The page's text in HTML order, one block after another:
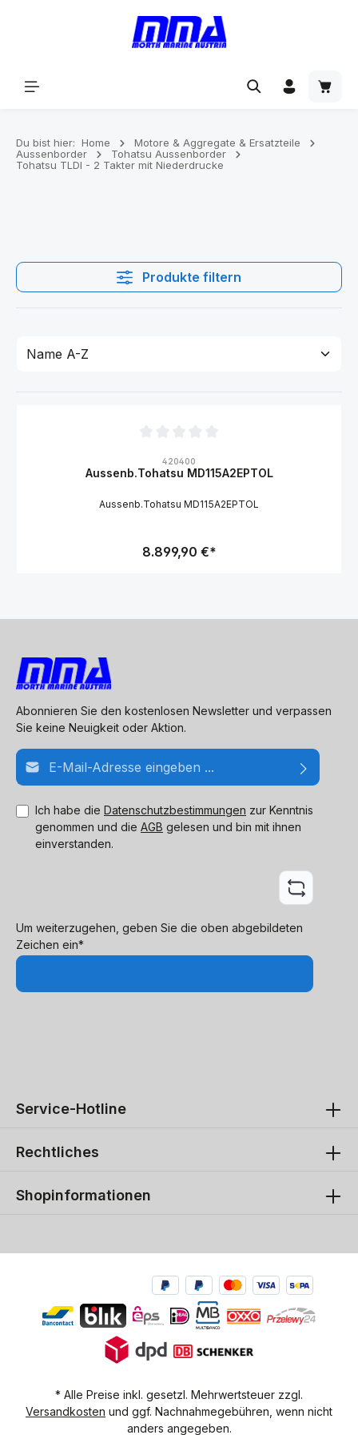
Du bist hier: Home
Motore & Aggregate & Ersatzteile
Aussenborder
Tohatsu Aussenborder
Tohatsu TLDI - 2 Takter mit Niederdrucke
Produkte filtern
420400
Aussenb.Tohatsu MD115A2EPTOL
Aussenb.Tohatsu MD115A2EPTOL
8.899,90 €*
Abonnieren Sie den kostenlosen Newsletter und verpassen
Sie keine Neuigkeit oder Aktion.
E-Mail-Adresse*
Ich habe die Datenschutzbestimmungen zur Kenntnis
genommen und die AGB gelesen und bin mit ihnen
einverstanden.
Um weiterzugehen, geben Sie die oben abgebildeten
Zeichen ein*
Service-Hotline
Rechtliches
Shopinformationen
* Alle Preise inkl. gesetzl. Mehrwertsteuer zzgl.
Versandkosten und ggf. Nachnahmegebühren, wenn nicht
anders angegeben.